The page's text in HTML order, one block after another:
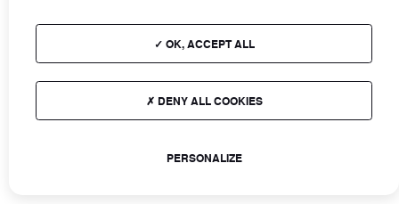
OK, ACCEPT ALL
DENY ALL COOKIES
PERSONALIZE